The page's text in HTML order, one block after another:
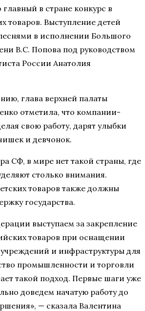
в стране конкурс в
товаров. Выступление детей
в исполнении Большого
В.С. Попова под руководством
России Анатолия
глава верхней палаты
отметила, что компании-
свою работу, дарят улыбки
и девчонок.
СФ, в мире нет такой страны, где
столько внимания.
товаров также должны
государства.
выступаем за закрепление
товаров при оснащении
и инфраструктуры для
промышленности и торговли
такой подход. Первые шаги уже
доведем начатую работу до
— сказала Валентина